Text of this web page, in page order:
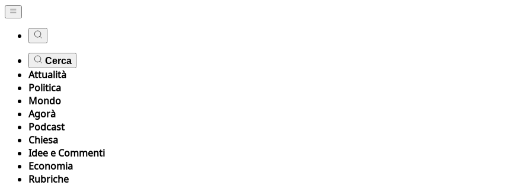
Cerca
Attualità
Politica
Mondo
Agorà
Podcast
Chiesa
Idee e Commenti
Economia
Rubriche